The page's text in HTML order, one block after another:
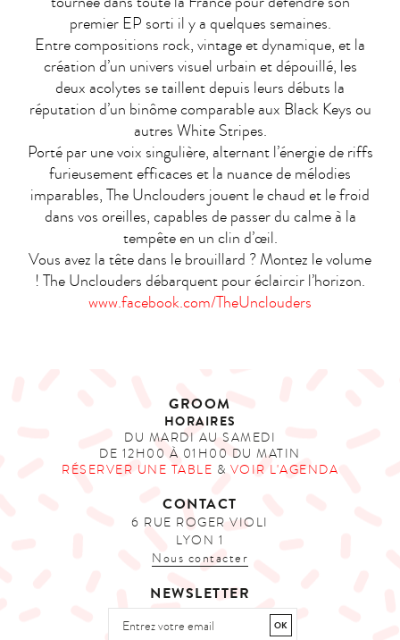
premier EP sorti il y a quelques semaines.
Entre compositions rock, vintage et dynamique, et la
création d’un univers visuel urbain et dépouillé, les
deux acolytes se taillent depuis leurs débuts la
réputation d’un binôme comparable aux Black Keys ou
autres White Stripes.
Porté par une voix singulière, alternant l’énergie de riffs
furieusement efficaces et la nuance de mélodies
imparables, The Unclouders jouent le chaud et le froid
dans vos oreilles, capables de passer du calme à la
tempête en un clin d’œil.
Vous avez la tête dans le brouillard ? Montez le volume
! The Unclouders débarquent pour éclaircir l’horizon.
www.facebook.com/TheUnclouders
GROOM
HORAIRES
DU MARDI AU SAMEDI
DE 12H00 À 01H00 DU MATIN
RÉSERVER UNE TABLE & VOIR L'AGENDA
CONTACT
6 RUE ROGER VIOLI
LYON 1
Nous contacter
NEWSLETTER